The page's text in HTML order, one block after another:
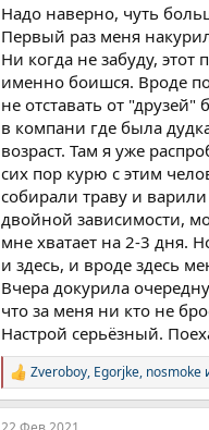
и
и
:
Надо наверно, чуть
Первый раз меня
Ни когда не забуду,
именно боишся. Вроде
не отставать от
в компани где была
возраст. Там я уже
сих пор курю с этим
собирали траву и
двойной зависимости,
мне хватает на 2-3 дня.
и здесь, и вроде здесь
Вчера докурила
что за меня ни кто не
Настрой серьёзный.
Р
е
а
Zveroboy, Egorjke, nosmoke